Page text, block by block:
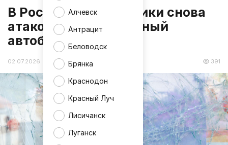
Алчевск
Антрацит
Беловодск
Брянка
Краснодон
Красный Луч
Лисичанск
Луганск
В России беспилотники снова
атаковали иностранный
автобус
02.07.2026 15:01 391
m
a
g
n
i
f
c